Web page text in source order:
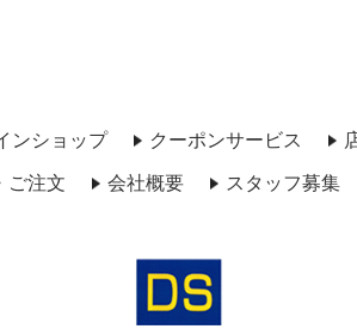
ンショップ クーポンサービス
ご注文 会社概要 スタッフ募集